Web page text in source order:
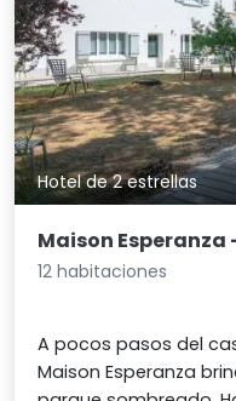
Hotel de 2 estrellas
Maison
12 habitaciones
A pocos pasos del
Maison Esperanza